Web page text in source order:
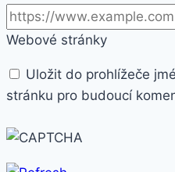
Webové stránky
Uložit do prohlížeče
stránku pro budoucí